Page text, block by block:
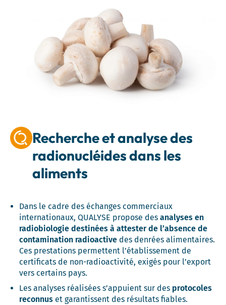
Recherche et analyse des
radionucléides dans les
aliments
Dans le cadre des échanges commerciaux
internationaux, QUALYSE propose des analyses en
radiobiologie destinées à attester de l’absence de
contamination radioactive des denrées alimentaires.
Ces prestations permettent l’établissement de
certificats de non-radioactivité, exigés pour l’export
vers certains pays.
Les analyses réalisées s’appuient sur des protocoles
reconnus et garantissent des résultats fiables.